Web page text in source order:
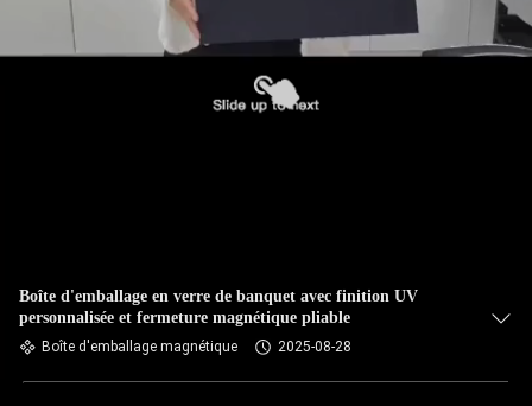
Boîte d'emballage en verre de banquet avec finition UV
personnalisée et fermeture magnétique pliable
Boîte d'emballage magnétique 2025-08-28